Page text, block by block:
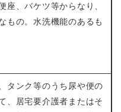
座、バケツ等からなり、
もの。水洗機能のあるも
タンク等のうち尿や便の
、居宅要介護者またはそ